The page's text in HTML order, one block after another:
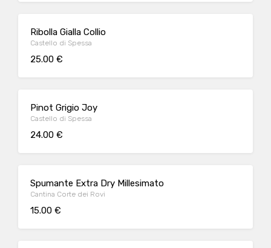
Ribolla Gialla Collio
Castello di Spessa
25.00 €
Pinot Grigio Joy
Castello di Spessa
24.00 €
Spumante Extra Dry Millesimato
Cantina Corte dei Rovi
15.00 €